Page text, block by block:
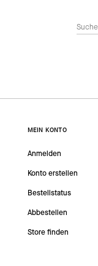
MEIN KONTO
Anmelden
Konto erstellen
Bestellstatus
Abbestellen
Store finden